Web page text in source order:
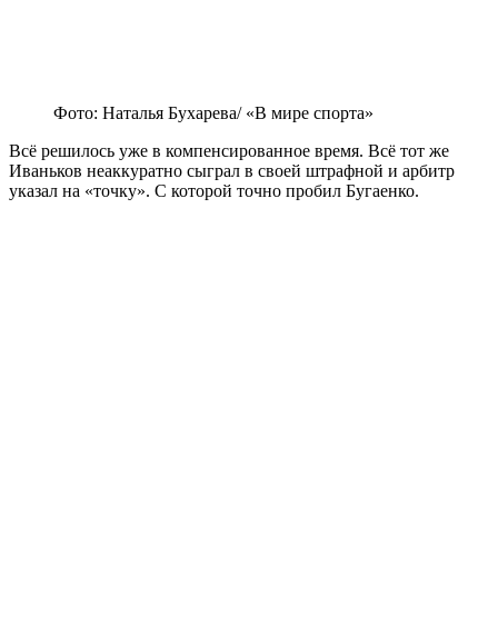
Фото: Наталья Бухарева/ «В мире спорта»
Всё решилось уже в компенсированное время. Всё тот же
Иваньков неаккуратно сыграл в своей штрафной и арбитр
указал на «точку». С которой точно пробил Бугаенко.